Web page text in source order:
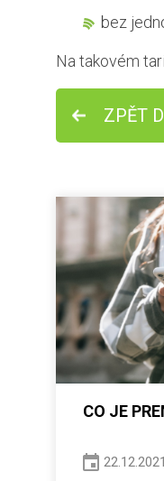
bez
Na takovém
ZPĚT
CO JE
22.12.2021